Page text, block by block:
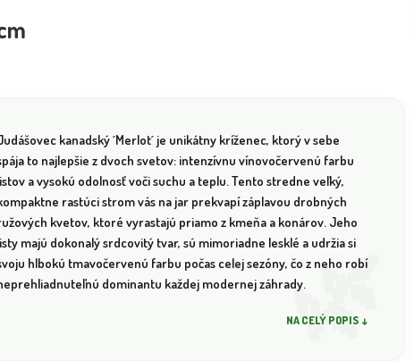
kanadský ´Merlot´ je unikátny kríženec, ktorý v sebe
to najlepšie z dvoch svetov: intenzívnu vínovočervenú farbu
a vysokú odolnosť voči suchu a teplu. Tento stredne veľký,
rastúci strom vás na jar prekvapí záplavou drobných
kvetov, ktoré vyrastajú priamo z kmeňa a konárov. Jeho
majú dokonalý srdcovitý tvar, sú mimoriadne lesklé a udržia si
hlbokú tmavočervenú farbu počas celej sezóny, čo z neho robí
dominantu každej modernej záhrady.
NA CELÝ POPIS ↓